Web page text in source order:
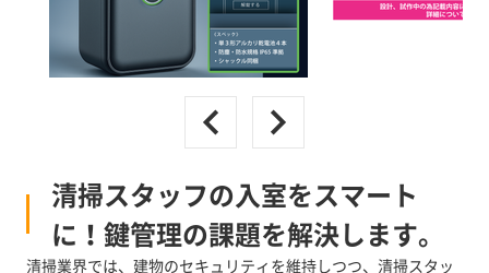
清掃スタッフの入室をスマート
に！鍵管理の課題を解決します。
清掃業界では、建物のセキュリティを維持しつつ、清掃スタッ